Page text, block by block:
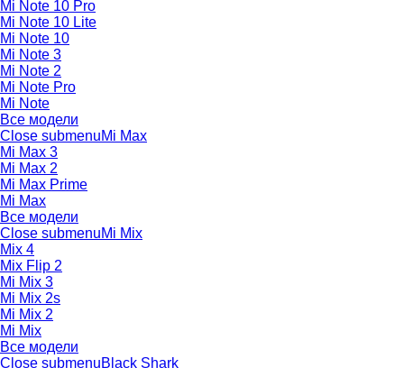
Mi Note 10 Pro
Mi Note 10 Lite
Mi Note 10
Mi Note 3
Mi Note 2
Mi Note Pro
Mi Note
Все модели
Close submenuMi Max
Mi Max 3
Mi Max 2
Mi Max Prime
Mi Max
Все модели
Close submenuMi Mix
Mix 4
Mix Flip 2
Mi Mix 3
Mi Mix 2s
Mi Mix 2
Mi Mix
Все модели
Close submenuBlack Shark